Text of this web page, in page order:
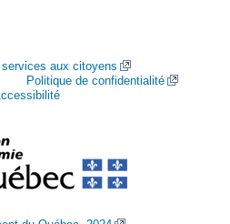
services aux citoyens
Politique de confidentialité